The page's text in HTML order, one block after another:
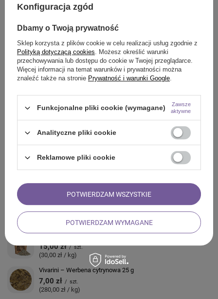
ZOBACZ RÓWNIEŻ
69,00 zł / szt.
(69,00 zł / kg)
Vivarini – Trawa cytrynowa (ekologiczna) 0,5 kg
15,00 zł / szt.
(30,00 zł / kg)
Vivarini – Werbena cytrynowa 25 g
7,00 zł / szt.
(280,00 zł / kg)
Konfiguracja zgód
Dbamy o Twoją prywatność
Sklep korzysta z plików cookie w celu realizacji usług zgodnie z
Polityką dotyczącą cookies. Możesz określić warunki
przechowywania lub dostępu do cookie w Twojej przeglądarce.
Więcej informacji na temat warunków i prywatności można
znaleźć także na stronie Prywatność i warunki Google.
Funkcjonalne pliki cookie (wymagane)
Zawsze
aktywne
Analityczne pliki cookie
Reklamowe pliki cookie
POTWIERDZAM WYMAGANE
POTWIERDZAM WSZYSTKIE